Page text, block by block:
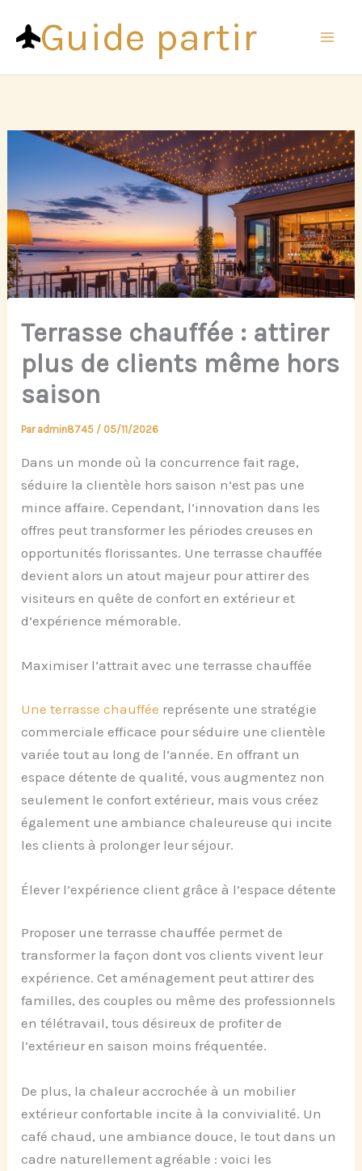
contenuGuide partir
Terrasse chauffée : attirer
plus de clients même hors
saison
Par admin8745 / 05/11/2026
Dans un monde où la concurrence fait rage,
séduire la clientèle hors saison n’est pas une
mince affaire. Cependant, l’innovation dans les
offres peut transformer les périodes creuses en
opportunités florissantes. Une terrasse chauffée
devient alors un atout majeur pour attirer des
visiteurs en quête de confort en extérieur et
d’expérience mémorable.
Maximiser l’attrait avec une terrasse chauffée
Une terrasse chauffée représente une stratégie
commerciale efficace pour séduire une clientèle
variée tout au long de l’année. En offrant un
espace détente de qualité, vous augmentez non
seulement le confort extérieur, mais vous créez
également une ambiance chaleureuse qui incite
les clients à prolonger leur séjour.
Élever l’expérience client grâce à l’espace détente
Proposer une terrasse chauffée permet de
transformer la façon dont vos clients vivent leur
expérience. Cet aménagement peut attirer des
familles, des couples ou même des professionnels
en télétravail, tous désireux de profiter de
l’extérieur en saison moins fréquentée.
De plus, la chaleur accrochée à un mobilier
extérieur confortable incite à la convivialité. Un
café chaud, une ambiance douce, le tout dans un
cadre naturellement agréable : voici les